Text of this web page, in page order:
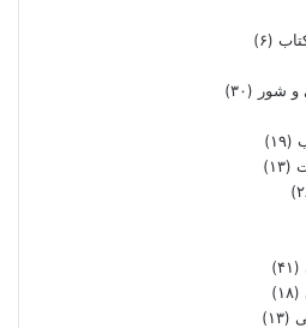
(۶)
شور (۳۰)
(۱۹)
(۱۳)
(۴۱)
(۱۸)
(۱۳)